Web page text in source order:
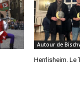
Autour de
Herrlisheim. Le